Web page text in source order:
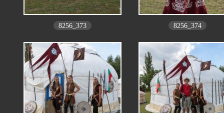
8256_373 8256_374